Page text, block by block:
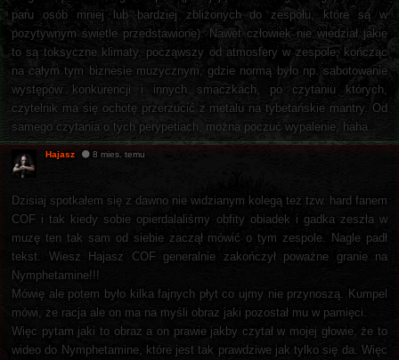
paru osób mniej lub bardziej zbliżonych do zespołu, które są w
pozytywnym świetle przedstawione). Nawet człowiek nie wiedział jakie
to są toksyczne klimaty, począwszy od atmosfery w zespole, kończąc
na całym tym biznesie muzycznym, gdzie normą było np. sabotowanie
występów konkurencji i innych smaczkach, po czytaniu których,
czytelnik ma się ochotę przerzucić z metalu na tybetańskie mantry. Od
samego czytania o tych perypetiach, można poczuć wypalenie, haha.
Hajasz 8 mies. temu
Dzisiaj spotkałem się z dawno nie widzianym kolegą też tzw. hard fanem
COF i tak kiedy sobie opierdalaliśmy obfity obiadek i gadka zeszła w
muzę ten tak sam od siebie zaczął mówić o tym zespole. Nagle padł
tekst. Wiesz Hajasz COF generalnie zakończył poważne granie na
Nymphetamine!!!
Mówię ale potem było kilka fajnych płyt co ujmy nie przynoszą. Kumpel
mówi, że racja ale on ma na myśli obraz jaki pozostał mu w pamięci.
Więc pytam jaki to obraz a on prawie jakby czytał w mojej głowie, że to
wideo do Nymphetamine, które jest tak prawdziwe jak tylko się da. Więc